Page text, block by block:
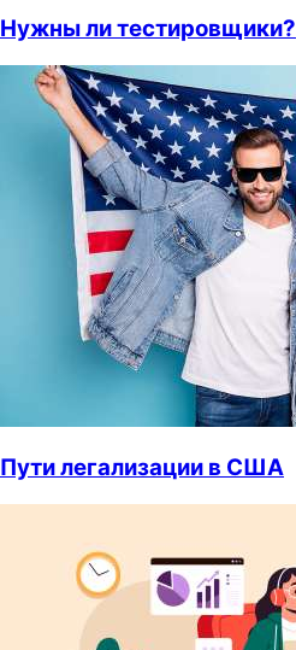
Нужны ли тестировщики?
Пути легализации в США